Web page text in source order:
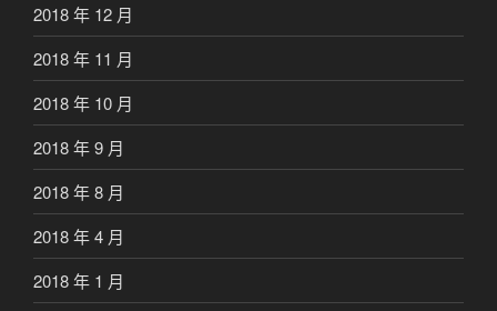
2018 年 12 月
2018 年 11 月
2018 年 10 月
2018 年 9 月
2018 年 8 月
2018 年 4 月
2018 年 1 月